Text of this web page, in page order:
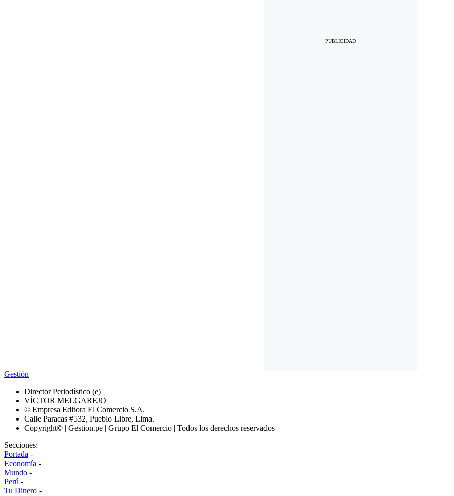
Gestión
Director Periodístico (e)
VÍCTOR MELGAREJO
© Empresa Editora El Comercio S.A.
Calle Paracas #532, Pueblo Libre, Lima.
Copyright© | Gestion.pe | Grupo El Comercio | Todos los derechos reservados
Secciones:
Portada -
Economía -
Mundo -
Perú -
Tu Dinero -